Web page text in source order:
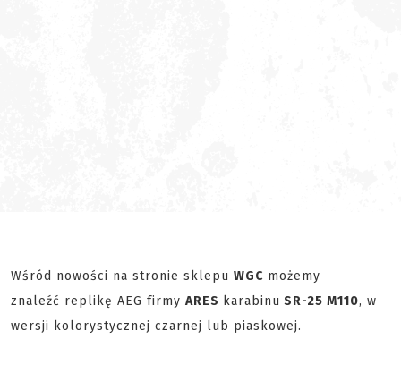
Wśród nowości na stronie sklepu WGC możemy
znaleźć replikę AEG firmy ARES karabinu SR-25 M110, w
wersji kolorystycznej czarnej lub piaskowej.